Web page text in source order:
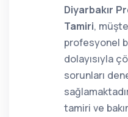
Diyarbakır
Tamiri,
profesyonel
dolayısıyla
sorunları
tamiri ve